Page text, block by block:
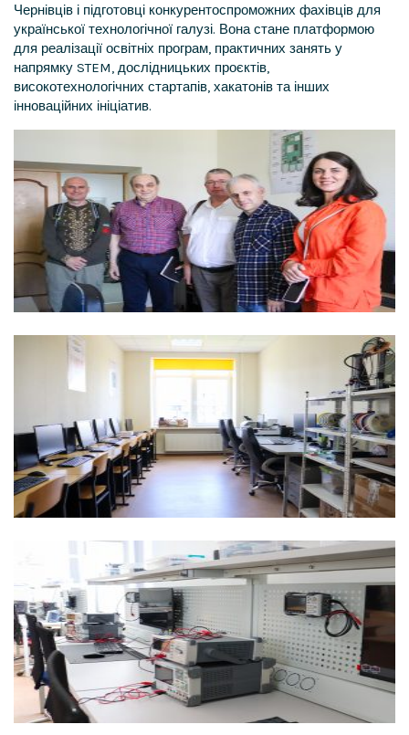
Чернівців і підготовці конкурентоспроможних фахівців для
української технологічної галузі. Вона стане платформою
для реалізації освітніх програм, практичних занять у
напрямку STEM, дослідницьких проєктів,
високотехнологічних стартапів, хакатонів та інших
інноваційних ініціатив.